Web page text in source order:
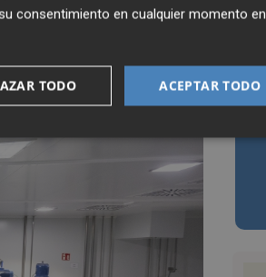
consentimiento en cualquier momento en
ACEPTAR TODO
TODO